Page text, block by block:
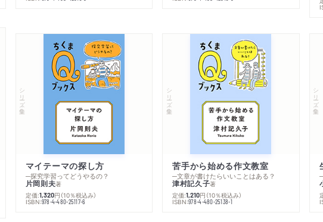
シリーズ・全集
マイテーマの探し方
─探究学習ってどうやるの？
片岡則夫著
定価:1,320円 （10％税込み）
ISBN:978-4-480-25117-6
シリーズ・全集
苦手から始める作文教室
─文章が書けたらいいことはある？
津村記久子著
定価:1,210円 （10％税込み）
ISBN:978-4-480-25138-1
シリーズ・全集